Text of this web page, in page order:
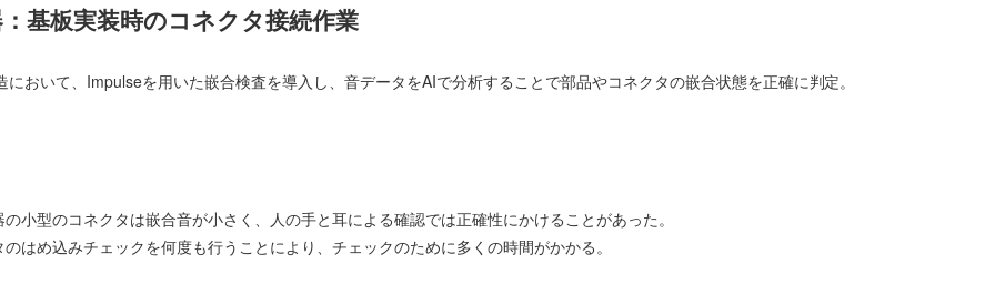
基板実装時のコネクタ接続作業
において、Impulseを用いた嵌合検査を導入し、音データをAIで分析することで部品やコネクタの嵌合状態を正確に判定。
の小型のコネクタは嵌合音が小さく、人の手と耳による確認では正確性にかけることがあった。
のはめ込みチェックを何度も行うことにより、チェックのために多くの時間がかかる。